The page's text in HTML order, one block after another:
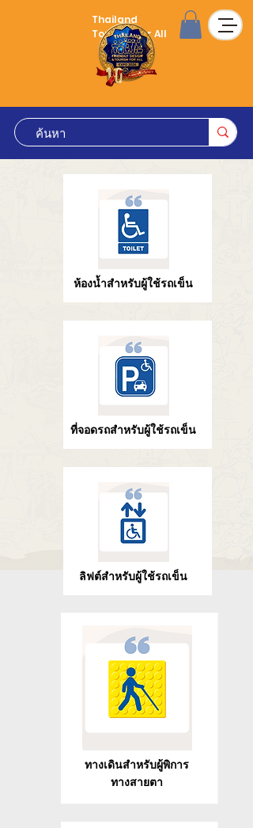
Thailand
Tourism for All
ห้องน้ำสำหรับผู้ใช้รถเข็น
ที่จอดรถสำหรับผู้ใช้รถเข็น
ลิฟต์สำหรับผู้ใช้รถเข็น
ทางเดินสำหรับผู้พิการ
ทางสายตา